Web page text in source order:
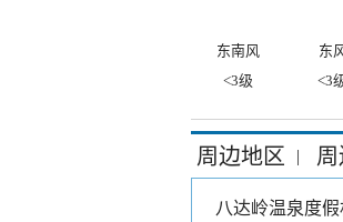
东南风 东
<3级
<3
周边地区 |
八达岭温泉度